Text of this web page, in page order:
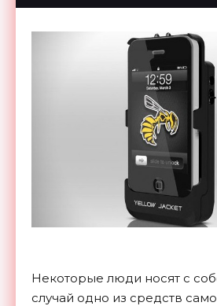
Некоторые люди носят с
случай одно из средств